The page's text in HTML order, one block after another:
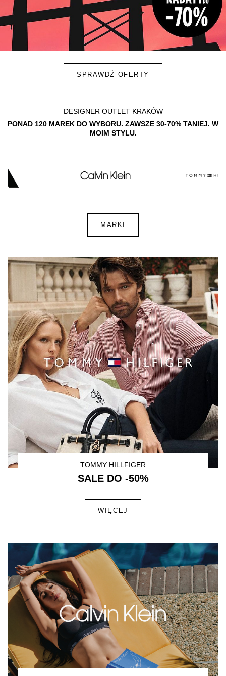
SPRAWDŹ OFERTY
DESIGNER OUTLET KRAKÓW
PONAD 120 MAREK DO WYBORU. ZAWSZE 30-70% TANIEJ. W
MOIM STYLU.
MARKI
TOMMY HILLFIGER
SALE DO -50%
WIĘCEJ